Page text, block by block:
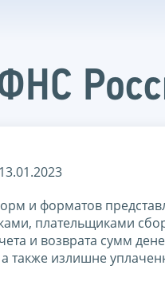
и форматов
плательщиками
и возврата сумм
а также излишне